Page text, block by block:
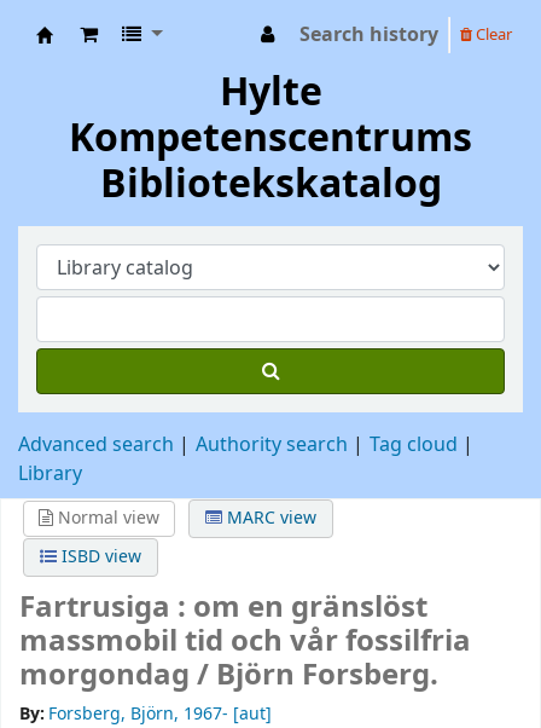
Search history Clear
Hylte
Kompetenscentrums
Bibliotekskatalog
Advanced search Authority search
Tag cloud
Library
Normal view
MARC view
ISBD view
Fartrusiga : om en gränslöst
massmobil tid och vår fossilfria
morgondag / Björn Forsberg.
By: Forsberg, Björn, 1967- [aut]